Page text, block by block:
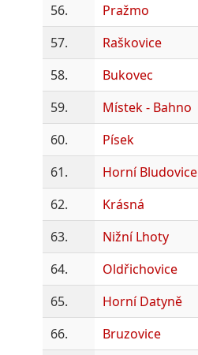
56.
Pražmo
57.
Raškovice
58.
Bukovec
59.
Místek - Bahno
60.
Písek
61.
Horní Bludovice
62.
Krásná
63.
Nižní Lhoty
64.
Oldřichovice
65.
Horní Datyně
66.
Bruzovice